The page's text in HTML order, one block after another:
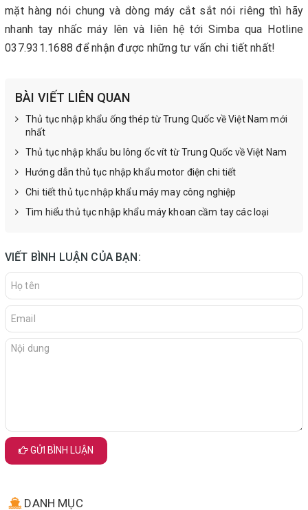
mặt hàng nói chung và dòng máy cắt sắt nói riêng thì hãy
nhanh tay nhấc máy lên và liên hệ tới Simba qua Hotline
037.931.1688 để nhận được những tư vấn chi tiết nhất!
BÀI VIẾT LIÊN QUAN
Thủ tục nhập khẩu ống thép từ Trung Quốc về Việt Nam mới
nhất
Thủ tục nhập khẩu bu lông ốc vít từ Trung Quốc về Việt Nam
Hướng dẫn thủ tục nhập khẩu motor điện chi tiết
Chi tiết thủ tục nhập khẩu máy may công nghiệp
Tìm hiểu thủ tục nhập khẩu máy khoan cầm tay các loại
VIẾT BÌNH LUẬN CỦA BẠN:
GỬI BÌNH LUẬN
DANH MỤC